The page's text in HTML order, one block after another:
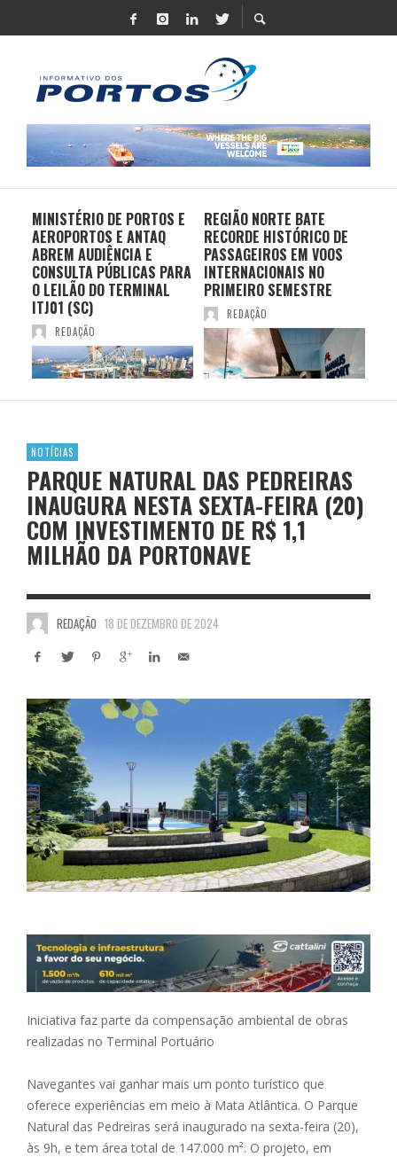
MINISTÉRIO DE PORTOS E
AEROPORTOS E ANTAQ
ABREM AUDIÊNCIA E
CONSULTA PÚBLICAS PARA
O LEILÃO DO TERMINAL
ITJ01 (SC)
REDAÇÃO
REGIÃO NORTE BATE
RECORDE HISTÓRICO DE
PASSAGEIROS EM VOOS
INTERNACIONAIS NO
PRIMEIRO SEMESTRE
REDAÇÃO
NOTÍCIAS
PARQUE NATURAL DAS PEDREIRAS
INAUGURA NESTA SEXTA-FEIRA (20)
COM INVESTIMENTO DE R$ 1,1
MILHÃO DA PORTONAVE
REDAÇÃO 18 DE DEZEMBRO DE 2024
Iniciativa faz parte da compensação ambiental de obras
realizadas no Terminal Portuário
Navegantes vai ganhar mais um ponto turístico que
oferece experiências em meio à Mata Atlântica. O Parque
Natural das Pedreiras será inaugurado na sexta-feira (20),
às 9h, e tem área total de 147.000 m². O projeto, em